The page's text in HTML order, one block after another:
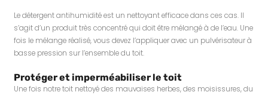
Le détergent antihumidité est un nettoyant efficace dans ces cas. Il
s’agit d’un produit très concentré qui doit être mélangé à de l’eau. Une
fois le mélange réalisé, vous devez l’appliquer avec un pulvérisateur à
basse pression sur l’ensemble du toit.
Protéger et imperméabiliser le toit
Une fois notre toit nettoyé des mauvaises herbes, des moisissures, du